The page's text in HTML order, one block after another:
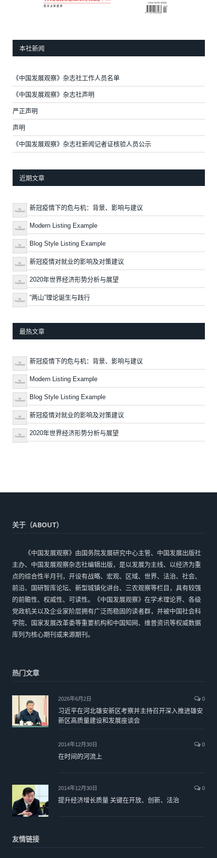
本社新闻
《中国发展观察》杂志社工作人员名单
《中国发展观察》杂志社声明
严正声明
声明
《中国发展观察》杂志社新闻记者证核验人员公示
近期文章
新冠疫情下的危与机：背景、影响与建议
Modern Listing Example
Blog Style Listing Example
新冠疫情对就业的影响及对策建议
2020年世界经济形势分析与展望
“两山”理论诞生与践行
最热文章
新冠疫情下的危与机：背景、影响与建议
Modern Listing Example
Blog Style Listing Example
新冠疫情对就业的影响及对策建议
2020年世界经济形势分析与展望
关于（ABOUT）
《中国发展观察》由国务院发展研究中心主管、中国发展出版社
主办、中国发展观察杂志社编辑出版，是以发展为主线、以经济为重
点的综合性半月刊，开设有战略、宏观、区域、世界、法治、社会、
前沿、国研智库论坛、新型城镇化讲台、三农观察等栏目，具有较强
的前瞻性、权威性、可读性。《中国发展观察》在学术理论界、各级
党政机关以及企业家阶层拥有广泛而稳固的读者群，并被中国社会科
学院、国家发展改革委等重要机构和中国知网、维普资讯等权威数据
库列为核心期刊或来源期刊。
热门文章
2026年6月2日 0
习近平在河北雄安新区考察并主持召开深入推进雄安
新区高质量建设和发展座谈会
2014年12月30日 0
在时间的河流上
2014年12月30日 0
提升经济增长质量 关键在开放、创新、法治
友情链接